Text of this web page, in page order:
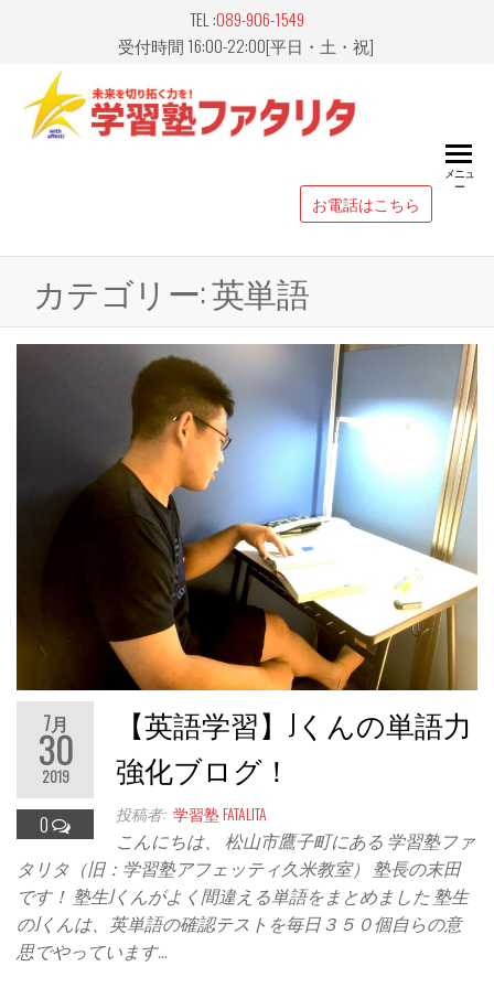
content
TEL :089-906-1549
受付時間 16:00-22:00[平日・土・祝]
山市
習塾
お電話はこちら
メニュ
ー
カテゴリー:英単語
7月
30
2019
0
【英語学習】Jくんの単語力
強化ブログ！
投稿者: 学習塾 FATALITA
こんにちは、 松山市鷹子町にある 学習塾ファ
タリタ（旧：学習塾アフェッティ久米教室） 塾長の末田
です！ 塾生Jくんがよく間違える単語をまとめました 塾生
のJくんは、英単語の確認テストを毎日３５０個自らの意
思でやっています…